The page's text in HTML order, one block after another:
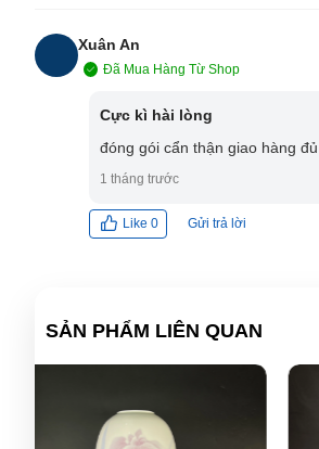
Xuân An
Đã Mua Hàng Từ Shop
Cực kì hài lòng
đóng gói cẩn thận giao hàng đủ
1 tháng trước
Like 0 Gửi trả lời
SẢN PHẨM LIÊN QUAN